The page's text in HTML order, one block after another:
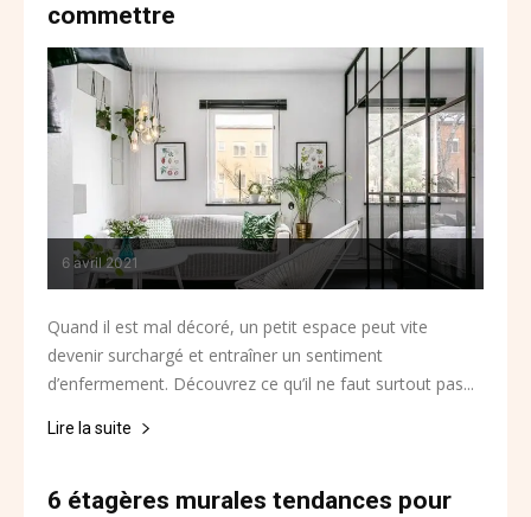
commettre
6 avril 2021
Quand il est mal décoré, un petit espace peut vite
devenir surchargé et entraîner un sentiment
d’enfermement. Découvrez ce qu’il ne faut surtout pas...
Lire la suite
6 étagères murales tendances pour